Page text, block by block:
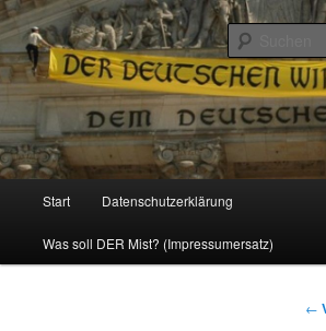
Reizzentrum
Politik, Wirtschaft, Soziales und Gesellschaft
Zum
Inhalt
Start Datenschutzerklärung
Was soll DER Mist? (Impressumersatz)
←